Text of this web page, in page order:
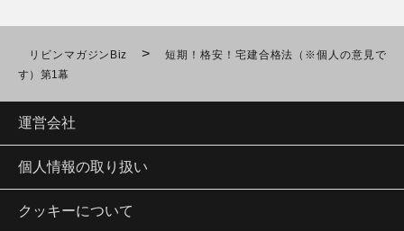
リビンマガジンBiz >
短期！格安！宅建合格法（※個人の意見で
す）第1幕
運営会社
個人情報の取り扱い
クッキーについて